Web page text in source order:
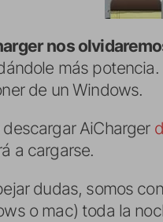
nos
más
de un Windows.
descargar AiCharger
a cargarse.
dudas, somos
o mac) toda la